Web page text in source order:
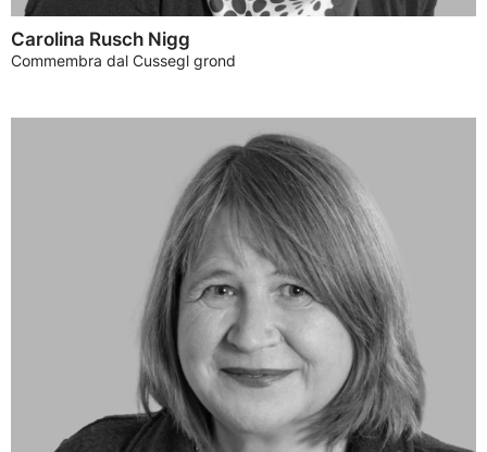
Carolina Rusch Nigg
Commembra dal Cussegl grond